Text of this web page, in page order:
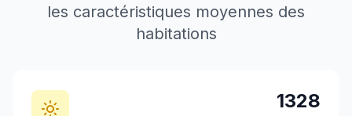
les caractéristiques moyennes des
habitations
1328